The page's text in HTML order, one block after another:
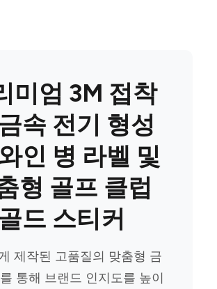
미엄 3M 접착
속 전기 형성
인 병 라벨 및
형 골프 클럽
골드 스티커
제작된 고품질의 맞춤형 금
통해 브랜드 인지도를 높이